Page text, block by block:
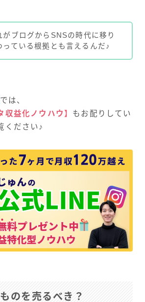
がブログからSNSの時代に移り
っている根拠とも言えるんだ♪
では、
収益化ノウハウ】 もお配りしてい
ください♪
のを売るべき？